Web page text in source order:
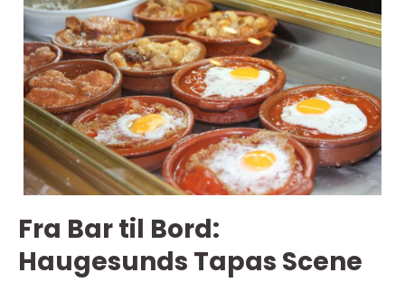
Fra Bar til Bord:
Haugesunds Tapas Scene